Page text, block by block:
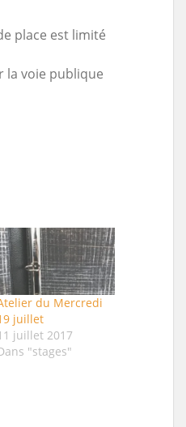
place est limité
la voie publique
du Mercredi
juillet
juillet 2017
"stages"